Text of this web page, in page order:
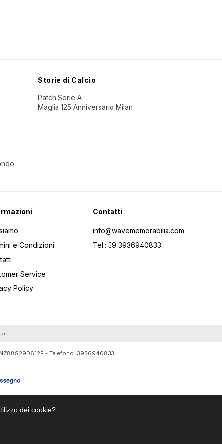
dei cookie?
Storie di Calcio
Patch Serie A
Maglia 125 Anniversario Milan
e Condizioni
Service
Policy
Contatti
info@wavememorabilia.com
Tel.: 39 3936940833
- Telefono: 3936940833